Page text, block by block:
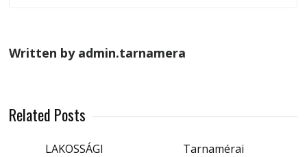
Written by admin.tarnamera
Related Posts
LAKOSSÁGI
Tarnamérai